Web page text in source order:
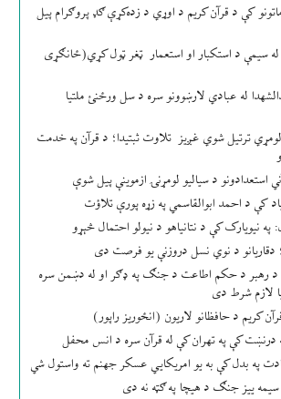
کې د قرآن کریم د اوړي د زده‌کړې ګډ پروګرام پیل
له سیمې د استکبار او استعمار ټغر ټول کړي(ځانګړی
له عبادي لارښوونو سره د سل ورځنئ ملتیا
ترتیل شوي غږیز تلاوت ثبتیدا؛ د قرآن په خدمت
استعدادونو د سیالیو لومړنۍ ازموینې پیل شوې
کې د احمد ابوالقاسمي په زړه پورې تلاؤت
په نیویارک کې د نتانیاهو د نیولو احتمال څېړو
د نوي نسل دروزنې یو فرصت دی
د رهبر د حکم اطاعت د جنګ په ډګر او له دښمن سره
لازم شرط دی
کریم د حافظانو لاریون (انځوریز راپور)
درنښت کې په تهران کې له قرآن سره د انس محفل
په بدل کې به یو امریکایي عسکر جهنم ته واستول شي
سیمه ییز جنګ د هیچا په ګټه نه دی